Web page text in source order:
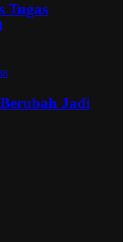
Tugas
Jadi